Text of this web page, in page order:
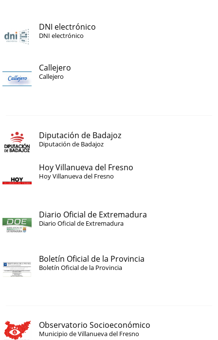
DNI electrónico
DNI electrónico
Callejero
Callejero
Diputación de Badajoz
Diputación de Badajoz
Hoy Villanueva del Fresno
Hoy Villanueva del Fresno
Diario Oficial de Extremadura
Diario Oficial de Extremadura
Boletín Oficial de la Provincia
Boletín Oficial de la Provincia
Observatorio Socioeconómico
Municipio de Villanueva del Fresno